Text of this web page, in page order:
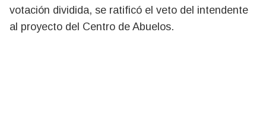
votación dividida, se ratificó el veto del intendente
al proyecto del Centro de Abuelos.